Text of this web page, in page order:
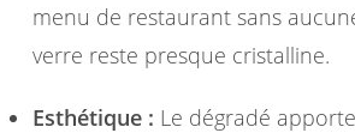
menu de restaurant sans
verre reste presque cristalline.
Esthétique : Le dégradé